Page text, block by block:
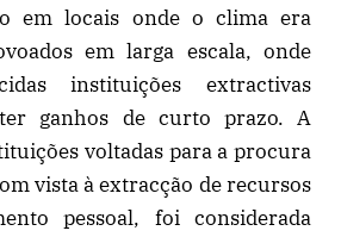
em locais onde o clima era
em larga escala, onde
instituições extractivas
ganhos de curto prazo. A
voltadas para a procura
vista à extracção de recursos
pessoal, foi considerada